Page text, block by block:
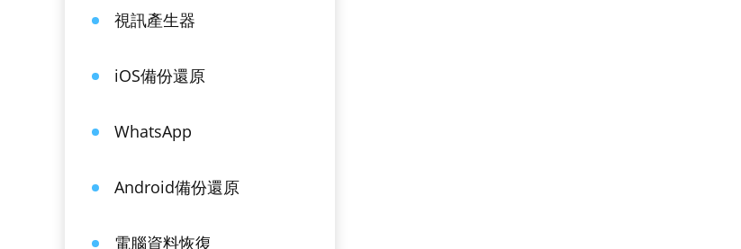
視訊產生器
iOS備份還原
WhatsApp
Android備份還原
電腦資料恢復